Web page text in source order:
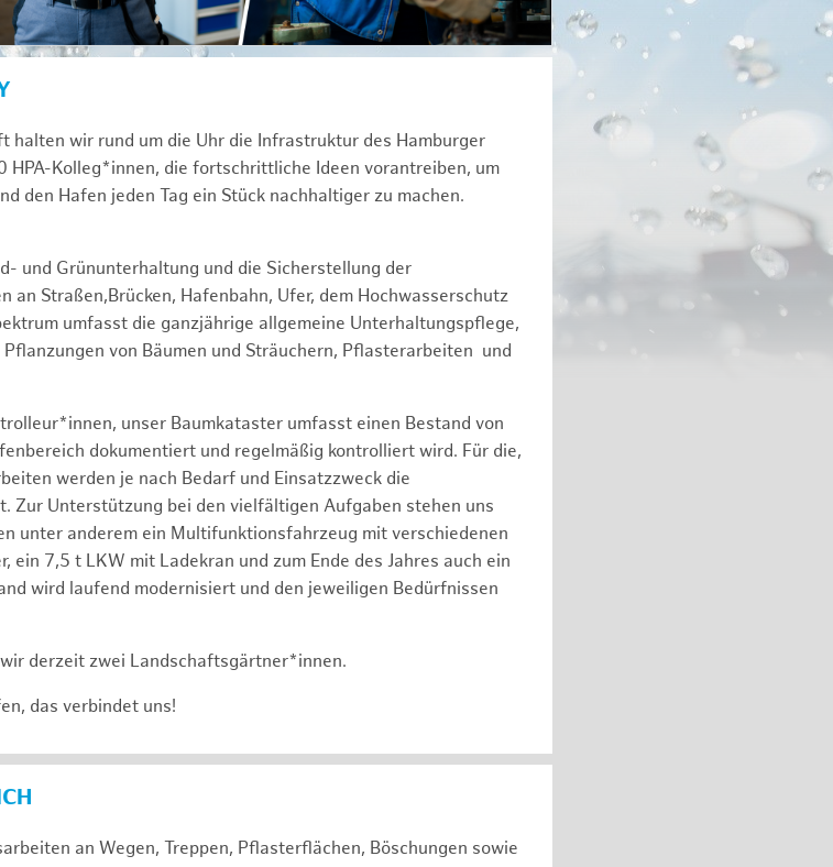
halten wir rund um die Uhr die Infrastruktur des Hamburger
HPA-Kolleg*innen, die fortschrittliche Ideen vorantreiben, um
den Hafen jeden Tag ein Stück nachhaltiger zu machen.
und Grünunterhaltung und die Sicherstellung der
an Straßen,Brücken, Hafenbahn, Ufer, dem Hochwasserschutz
umfasst die ganzjährige allgemeine Unterhaltungspflege,
von Bäumen und Sträuchern, Pflasterarbeiten und
unser Baumkataster umfasst einen Bestand von
dokumentiert und regelmäßig kontrolliert wird. Für die,
werden je nach Bedarf und Einsatzzweck die
Zur Unterstützung bei den vielfältigen Aufgaben stehen uns
unter anderem ein Multifunktionsfahrzeug mit verschiedenen
ein 7,5 t LKW mit Ladekran und zum Ende des Jahres auch ein
wird laufend modernisiert und den jeweiligen Bedürfnissen
derzeit zwei Landschaftsgärtner*innen.
das verbindet uns!
an Wegen, Treppen, Pflasterflächen, Böschungen sowie